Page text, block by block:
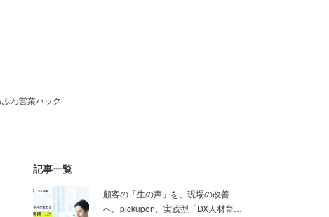
わ営業ハック
記事一覧
顧客の「生の声」を、現場の改善
へ。pickupon、実践型「DX人材育…